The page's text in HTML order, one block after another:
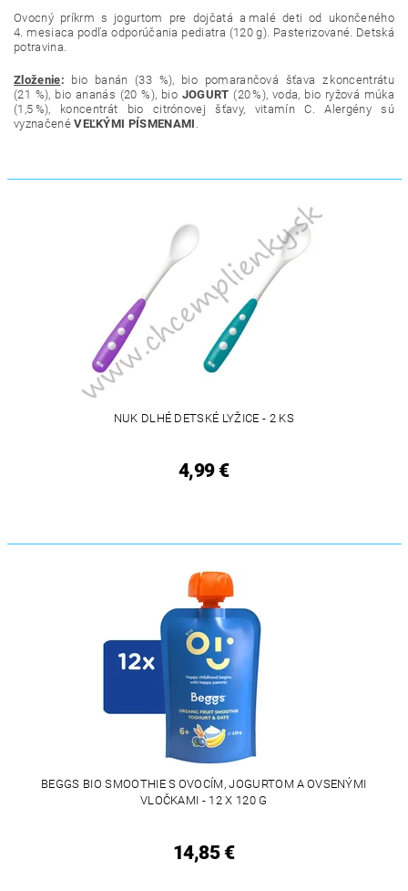
Ovocný príkrm s jogurtom pre dojčatá a malé deti od ukončeného
4. mesiaca podľa odporúčania pediatra (120 g). Pasterizované. Detská
potravina.
Zloženie: bio banán (33 %), bio pomarančová šťava z koncentrátu
(21 %), bio ananás (20 %), bio JOGURT (20 %), voda, bio ryžová múka
(1,5 %), koncentrát bio citrónovej šťavy, vitamín C. Alergény sú
vyznačené VEĽKÝMI PÍSMENAMI .
NUK DLHÉ DETSKÉ LYŽICE - 2 KS
4,99 €
BEGGS BIO SMOOTHIE S OVOCÍM, JOGURTOM A OVSENÝMI
VLOČKAMI - 12 X 120 G
14,85 €